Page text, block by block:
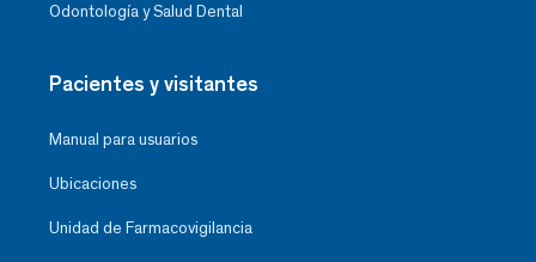
Odontología y Salud Dental
Pacientes y visitantes
Manual para usuarios
Ubicaciones
Unidad de Farmacovigilancia